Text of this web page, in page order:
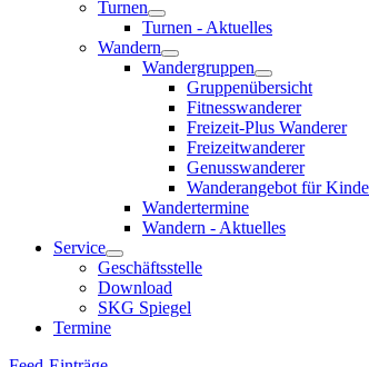
Turnen
Turnen - Aktuelles
Wandern
Wandergruppen
Gruppenübersicht
Fitnesswanderer
Freizeit-Plus Wanderer
Freizeitwanderer
Genusswanderer
Wanderangebot für
Wandertermine
Wandern - Aktuelles
Service
Geschäftsstelle
Download
SKG Spiegel
Termine